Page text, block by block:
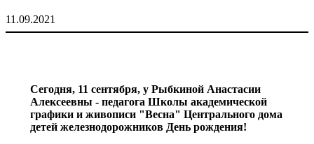
11.09.2021
Сегодня, 11 сентября, у Рыбкиной Анастасии
Алексеевны - педагога Школы академической
графики и живописи "Весна" Центрального дома
детей железнодорожников День рождения!